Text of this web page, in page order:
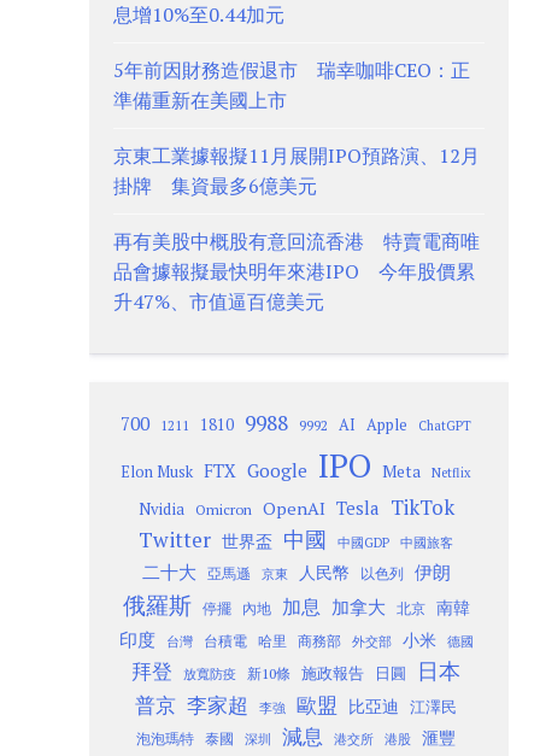
息增10%至0.44加元
5年前因財務造假退市 瑞幸咖啡CEO：正
準備重新在美國上市
京東工業據報擬11月展開IPO預路演、12月
掛牌 集資最多6億美元
再有美股中概股有意回流香港 特賣電商唯
品會據報擬最快明年來港IPO 今年股價累
升47%、市值逼百億美元
700 1211 1810 9988 9992 AI Apple ChatGPT
Elon Musk FTX Google IPO Meta Netflix
Nvidia Omicron OpenAI Tesla TikTok
Twitter 世界盃 中國 中國GDP 中國旅客
二十大 亞馬遜 京東 人民幣 以色列 伊朗
俄羅斯 停擺 內地 加息 加拿大 北京
南韓
印度
台灣 台積電 哈里 商務部 外交部 小米 德國
拜登 放寬防疫 新10條 施政報告 日圓 日本
普京 李家超 李強 歐盟 比亞迪 江澤民
泡泡瑪特 泰國 深圳 減息 港交所 港股 滙豐